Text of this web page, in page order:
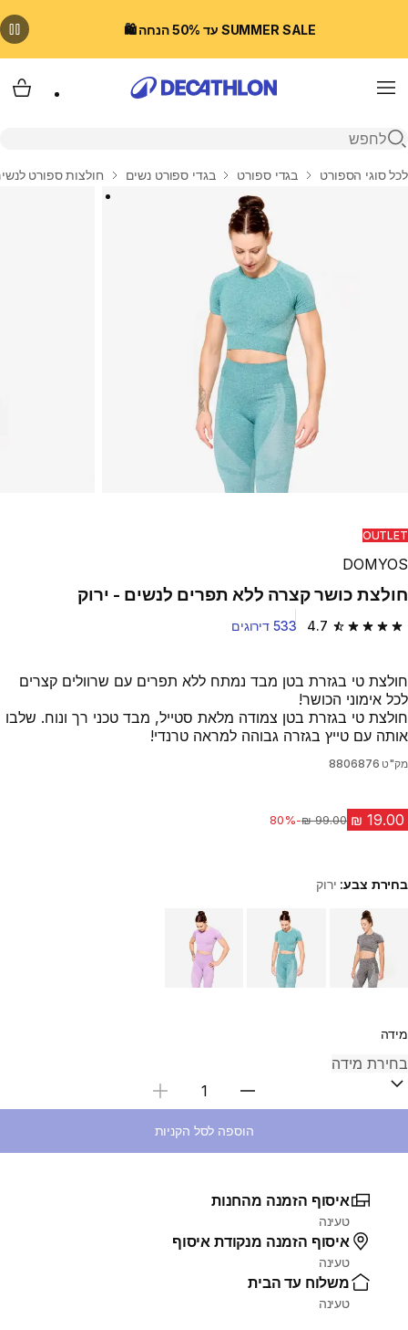
SUMMER SALE עד 50% הנחה 🛍️
Menu
פתיחת חיפוש
בית
לכל סוגי הספורט בגדי ספורט בגדי ספורט נשים חולצות ספורט
OUTLET
DOMYOS
חולצת כושר קצרה ללא תפרים לנשים - ירוק
4.7 4.7 out of 5 stars from 533 reviews 533 דירוגים
חולצת טי בגזרת בטן מבד נמתח ללא תפרים עם שרוולים קצרים
לכל אימוני הכושר!
חולצת טי בגזרת בטן צמודה מלאת סטייל, מבד טכני רך ונוח. שלבו
אותה עם טייץ בגזרה גבוהה למראה טרנדי!
מק"ט 8806876
מחיר לפני הנחה
-80%
בחירת צבע: ירוק
Choose a variant
מידה
בחירת כמות
הוספה לסל הקניות
איסוף הזמנה מהחנות
טעינה
איסוף הזמנה מנקודת איסוף
טעינה
משלוח עד הבית
טעינה